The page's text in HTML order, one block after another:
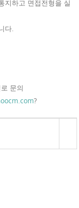
지하고 면접전형을 실
다.
문의
?